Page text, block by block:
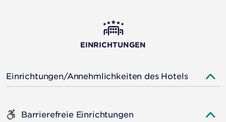
EINRICHTUNGEN
Einrichtungen/Annehmlichkeiten des Hotels
Barrierefreie Einrichtungen